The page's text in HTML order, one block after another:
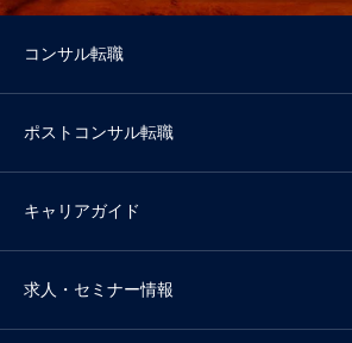
コンサル転職
ポストコンサル転職
キャリアガイド
求人・セミナー情報